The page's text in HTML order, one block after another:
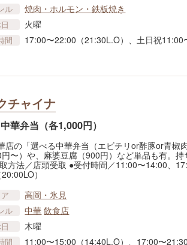
ル 焼肉・ホルモン・鉄板焼き
火曜
間 17:00〜22:00（21:30L.O）、土日祝
チャイナ
華弁当（各1,000円）
店の「選べる中華弁当（エビチリor酢豚or青
〜）や、麻婆豆腐（900円）など単品も有。
方法／店頭受取 ●受付時間／11:00〜14:00
）
高岡・氷見
ル 中華 飲食店
木曜
間 11:00〜15:00（14:40L.O）、17:00〜